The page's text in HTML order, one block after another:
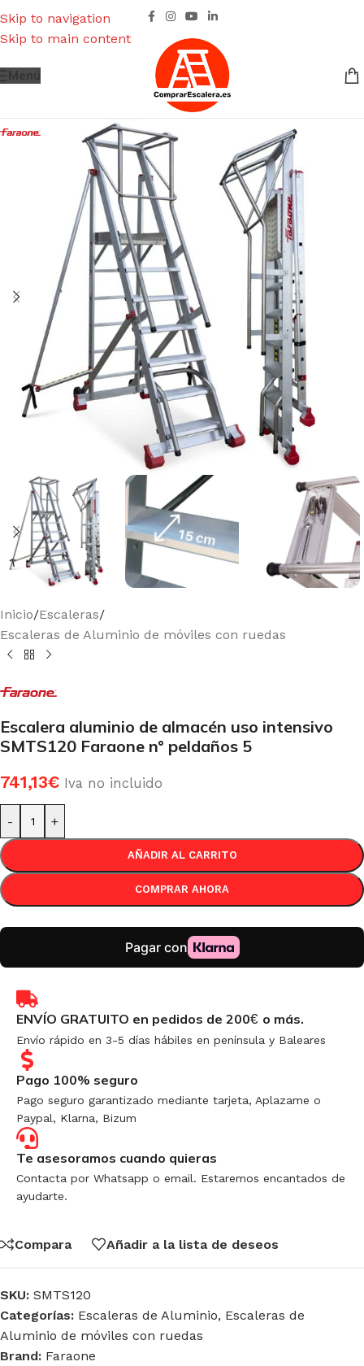
Skip to navigation
Skip to main content
Menú
Inicio/Escaleras/
Escaleras de Aluminio de móviles con ruedas
Escalera aluminio de almacén uso intensivo
SMTS120 Faraone n° peldaños 5
741,13€ Iva no incluido
- +
AÑADIR AL CARRITO
COMPRAR AHORA
ENVÍO GRATUITO en pedidos de 200€ o más.
Envío rápido en 3-5 días hábiles en península y Baleares
Pago 100% seguro
Pago seguro garantizado mediante tarjeta, Aplazame o
Paypal, Klarna, Bizum
Te asesoramos cuando quieras
Contacta por Whatsapp o email. Estaremos encantados de
ayudarte.
Compara Añadir a la lista de deseos
SKU: SMTS120
Categorías: Escaleras de Aluminio, Escaleras de
Aluminio de móviles con ruedas
Brand: Faraone